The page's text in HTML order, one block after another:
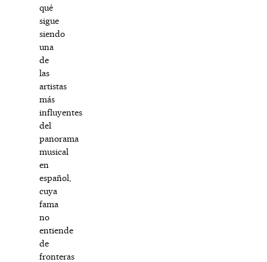
qué
sigue
siendo
una
de
las
artistas
más
influyentes
del
panorama
musical
en
español,
cuya
fama
no
entiende
de
fronteras